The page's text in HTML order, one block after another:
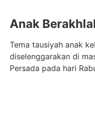
Anak
Tema tausiyah anak
diselenggarakan di
Persada pada hari